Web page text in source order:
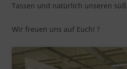
Tassen und natürlich unseren
Wir freuen uns auf Euch! ?